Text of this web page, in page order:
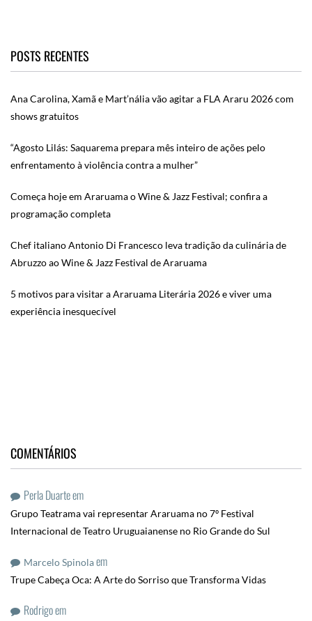
POSTS RECENTES
Ana Carolina, Xamã e Mart’nália vão agitar a FLA Araru 2026 com
shows gratuitos
“Agosto Lilás: Saquarema prepara mês inteiro de ações pelo
enfrentamento à violência contra a mulher”
Começa hoje em Araruama o Wine & Jazz Festival; confira a
programação completa
Chef italiano Antonio Di Francesco leva tradição da culinária de
Abruzzo ao Wine & Jazz Festival de Araruama
5 motivos para visitar a Araruama Literária 2026 e viver uma
experiência inesquecível
COMENTÁRIOS
Perla Duarteem
Grupo Teatrama vai representar Araruama no 7º Festival
Internacional de Teatro Uruguaianense no Rio Grande do Sul
Marcelo Spinolaem
Trupe Cabeça Oca: A Arte do Sorriso que Transforma Vidas
Rodrigoem